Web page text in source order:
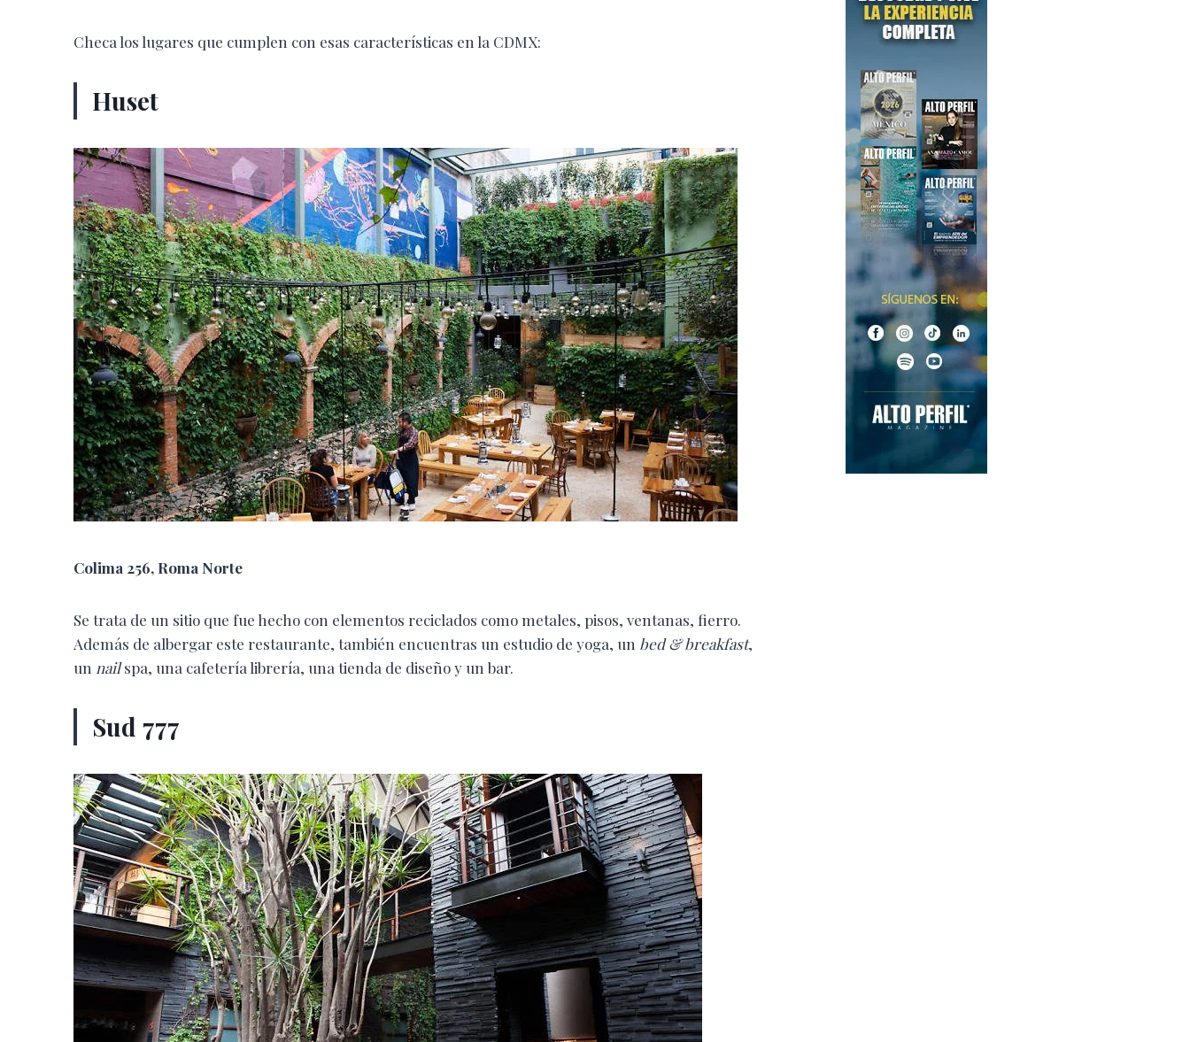
Checa los lugares que cumplen con esas características en la CDMX:
Huset
Colima 256, Roma Norte
Se trata de un sitio que fue hecho con elementos reciclados como metales, pisos, ventanas, fierro.
Además de albergar este restaurante, también encuentras un estudio de yoga, un bed & breakfast,
un nailspa, una cafetería librería, una tienda de diseño y un bar.
Sud 777